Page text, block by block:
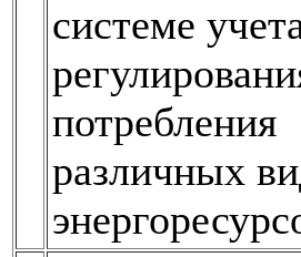
системе
потребления
различных